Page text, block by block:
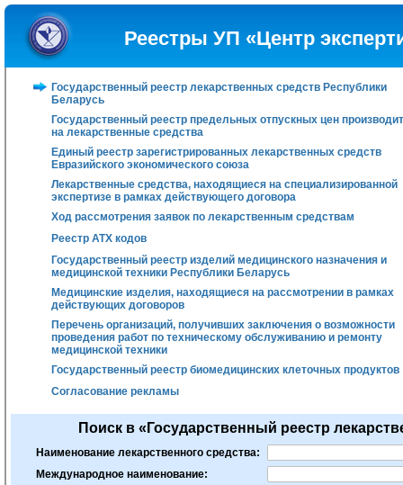
Реестры УП «Центр
Государственный реестр лекарственных средств Республики
Беларусь
Государственный реестр предельных отпускных цен
на лекарственные средства
Единый реестр зарегистрированных лекарственных средств
Евразийского экономического союза
Лекарственные средства, находящиеся на специализированной
экспертизе в рамках действующего договора
Ход рассмотрения заявок по лекарственным средствам
Реестр АТХ кодов
Государственный реестр изделий медицинского назначения и
медицинской техники Республики Беларусь
Медицинские изделия, находящиеся на рассмотрении в рамках
действующих договоров
Перечень организаций, получивших заключения о возможности
проведения работ по техническому обслуживанию и ремонту
медицинской техники
Государственный реестр биомедицинских клеточных продуктов
Согласование рекламы
Поиск в «Государственный реестр
Наименование лекарственного средства:
Международное наименование: